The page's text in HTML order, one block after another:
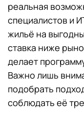
реальная
специалистов и
жильё на
ставка ниже
делает
Важно лишь
подобрать
соблюдать её